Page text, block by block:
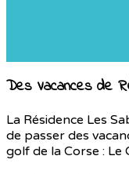
Des Vacances de
La Résidence Les
de passer des
golf de la Corse : Le